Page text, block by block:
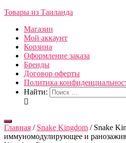
Товары из Таиланда
Магазин
Мой аккаунт
Корзина
Оформление заказа
Бренды
Договор оферты
Политика
Найти:
Переключить
навигацию
Главная / Snake Kingdom / Snake
иммуномодулирующее и